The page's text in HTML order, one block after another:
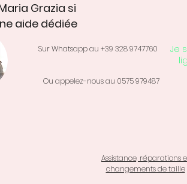
ne peux pas
Commandes
Produits
Les acheteurs
d'expédition des
retourné n'est
Grazia si
aide dédiée
Sur Whatsapp au +39 328 9747760
Je
Ou appelez-nous au 0575 979487
Assistance, réparations
changements de taille